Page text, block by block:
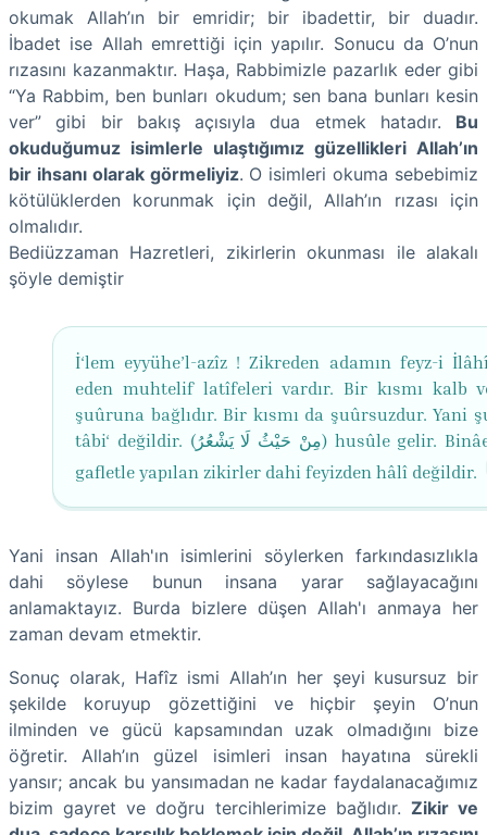
okumak Allah’ın bir emridir; bir ibadettir, bir duadır.
İbadet ise Allah emrettiği için yapılır. Sonucu da O’nun
rızasını kazanmaktır. Haşa, Rabbimizle pazarlık eder gibi
“Ya Rabbim, ben bunları okudum; sen bana bunları kesin
ver” gibi bir bakış açısıyla dua etmek hatadır. Bu
okuduğumuz isimlerle ulaştığımız güzellikleri Allah’ın
bir ihsanı olarak görmeliyiz. O isimleri okuma sebebimiz
kötülüklerden korunmak için değil, Allah’ın rızası için
olmalıdır.
Bediüzzaman Hazretleri, zikirlerin okunması ile alakalı
şöyle demiştir
İ‘lem eyyühe’l-azîz ! Zikreden adamın feyz-i
eden muhtelif latîfeleri vardır. Bir kısmı kalb
şuûruna bağlıdır. Bir kısmı da şuûrsuzdur. Yani
tâbi‘ değildir. (مِنْ حَیْثُ لَا یَشْعُرُ) husûle gelir. Binâenaleyh
gafletle yapılan zikirler dahi feyizden hâlî değildir.
Yani insan Allah'ın isimlerini söylerken farkındasızlıkla
dahi söylese bunun insana yarar sağlayacağını
anlamaktayız. Burda bizlere düşen Allah'ı anmaya her
zaman devam etmektir.
Sonuç olarak, Hafîz ismi Allah’ın her şeyi kusursuz bir
şekilde koruyup gözettiğini ve hiçbir şeyin O’nun
ilminden ve gücü kapsamından uzak olmadığını bize
öğretir. Allah’ın güzel isimleri insan hayatına sürekli
yansır; ancak bu yansımadan ne kadar faydalanacağımız
bizim gayret ve doğru tercihlerimize bağlıdır. Zikir ve